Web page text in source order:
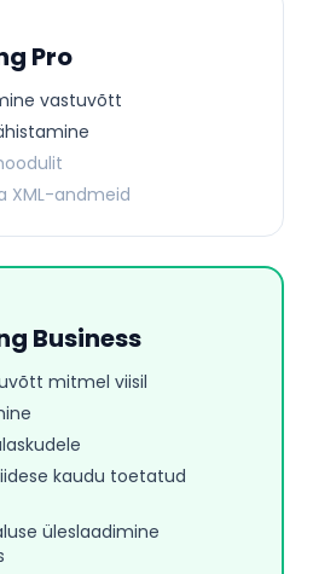
Pro
vastuvõtt
XML-andmeid
Business
mitmel viisil
kaudu toetatud
üleslaadimine